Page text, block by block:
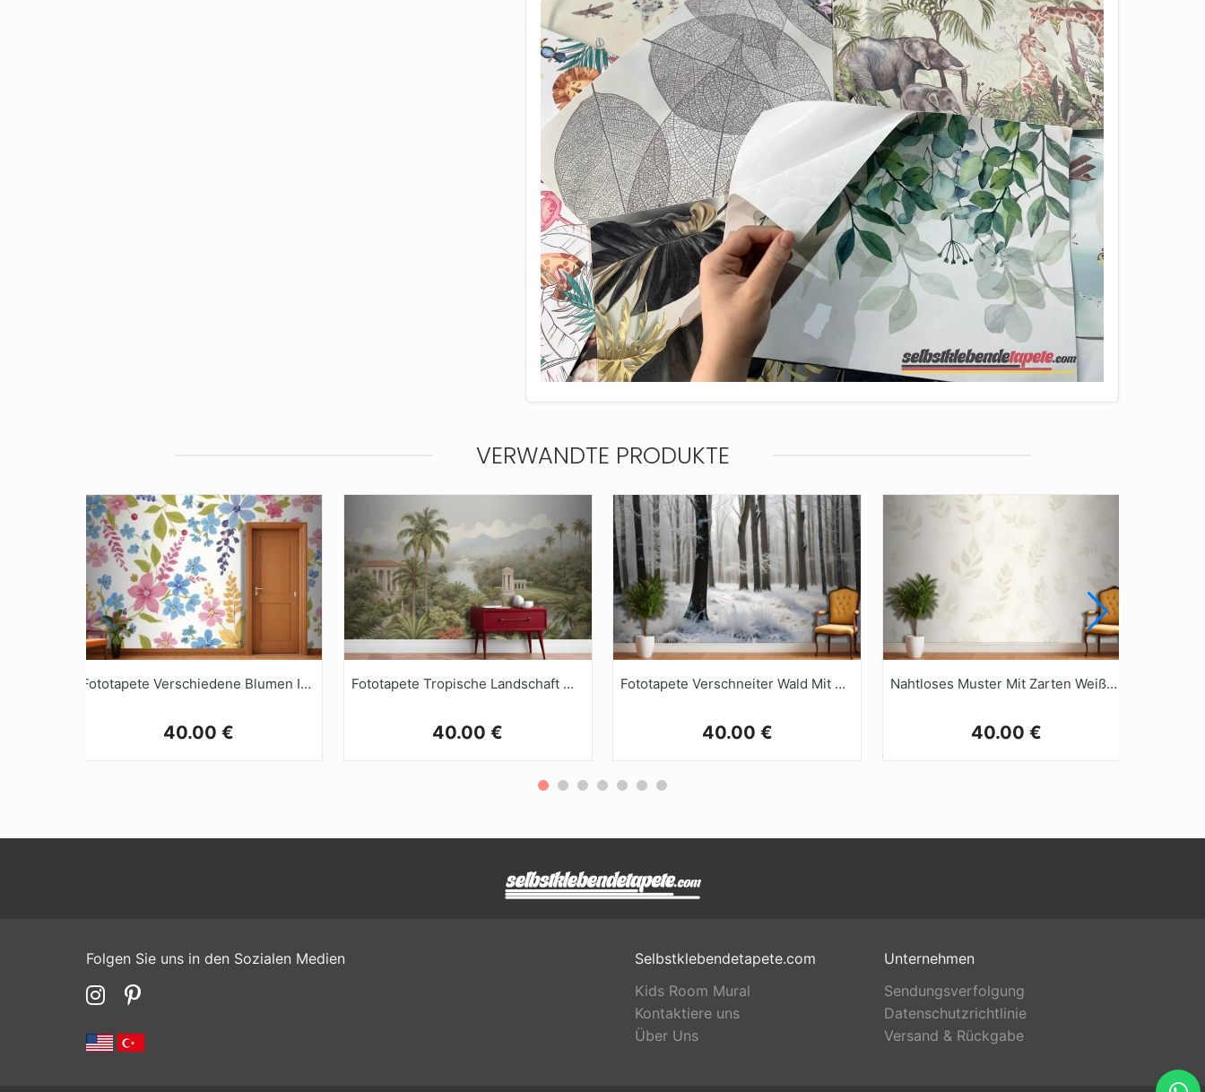
VERWANDTE PRODUKTE
Fototapete Verschiedene Blumen In Rosa Blau Gelb Und Grüntönen
40.00 €
Fototapete Tropische Landschaft Mit Üppigen Palmen Und Exotischen Pflanzen
40.00 €
Fototapete Verschneiter Wald Mit Hohen Kahlen Bäumen Und Einer Frostschicht Auf Dem Boden
40.00 €
Nahtloses Muster Mit Zarten Weißen Blättern Und Floralen Elementen Auf Hellbeigem Tapetenwandbild
40.00 €
Folgen Sie uns in den Sozialen Medien
Selbstklebendetapete.com
Kids Room Mural
Kontaktiere uns
Über Uns
Unternehmen
Sendungsverfolgung
Datenschutzrichtlinie
Versand & Rückgabe